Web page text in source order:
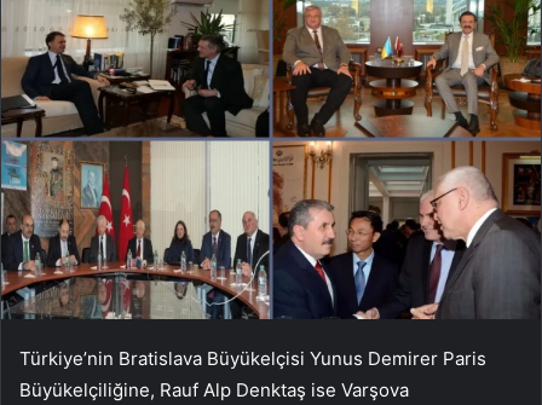
Türkiye’nin Bratislava Büyükelçisi Yunus Demirer Paris
Büyükelçiliğine, Rauf Alp Denktaş ise Varşova